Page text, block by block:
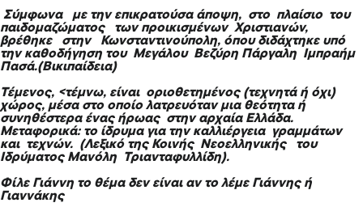
Σύμφωνα με την επικρατούσα άποψη, στο πλαίσιο του
παιδομαζώματος των προικισμένων Χριστιανών,
βρέθηκε στην Κωνσταντινούπολη, όπου διδάχτηκε υπό
την καθοδήγηση του Μεγάλου Βεζύρη Πάργαλη Ιμπραήμ
Πασά.(Βικιπαίδεια)
Τέμενος, <τέμνω, είναι οριοθετημένος (τεχνητά ή όχι)
χώρος, μέσα στο οποίο λατρευόταν μια θεότητα ή
συνηθέστερα ένας ήρωας στην αρχαία Ελλάδα.
Μεταφορικά: το ίδρυμα για την καλλιέργεια γραμμάτων
και τεχνών. (Λεξικό της Κοινής Νεοελληνικής του
Ιδρύματος Μανόλη Τριανταφυλλίδη).
Φίλε Γιάννη το θέμα δεν είναι αν το λέμε Γιάννης ή
Γιαννάκης